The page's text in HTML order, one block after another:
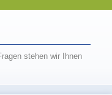
stehen wir Ihnen